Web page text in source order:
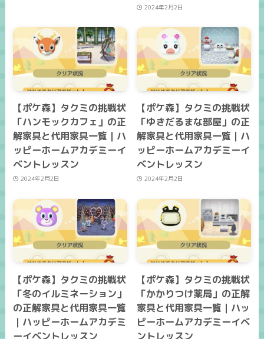
2024年2月2日
【ポケ森】タクミの挑戦状
「ハンモックカフェ」の正
解家具と代用家具一覧｜ハ
ッピーホームアカデミーイ
ベントレッスン
2024年2月2日
【ポケ森】タクミの挑戦状
「ゆきだるまな部屋」の正
解家具と代用家具一覧｜ハ
ッピーホームアカデミーイ
ベントレッスン
2024年2月2日
【ポケ森】タクミの挑戦状
「冬のイルミネーション」
の正解家具と代用家具一覧
｜ハッピーホームアカデミ
ーイベントレッスン
【ポケ森】タクミの挑戦状
「かかりつけ薬局」の正解
家具と代用家具一覧｜ハッ
ピーホームアカデミーイベ
ントレッスン